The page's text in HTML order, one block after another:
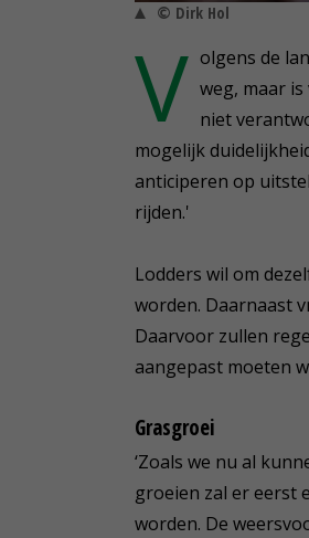
© Dirk Hol
V olgens de
weg, maar
niet
mogelijk
anticiperen op
rijden.'
Lodders wil om
worden. Daarnaast
Daarvoor zullen
aangepast moeten
Grasgroei
‘Zoals we nu al
groeien zal er eerst
worden. De